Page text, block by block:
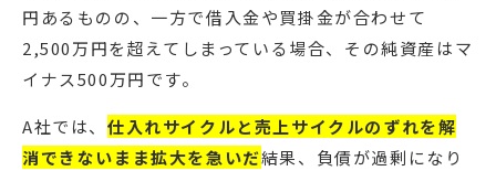
円あるものの、一方で借入金や買掛金が合わせて
2,500万円を超えてしまっている場合、その純資産はマ
イナス500万円です。
A社では、 仕入れサイクルと売上サイクルのずれを解
消できないまま拡大を急いだ結果、負債が過剰になり